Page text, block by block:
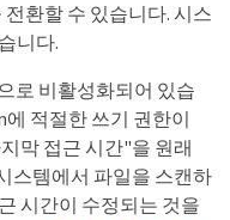
환할 수 있습니다. 시스
니다.
로 비활성화되어 있습
적절한 쓰기 권한이
막 접근 시간"을 원래
스템에서 파일을 스캔하
시간이 수정되는 것을